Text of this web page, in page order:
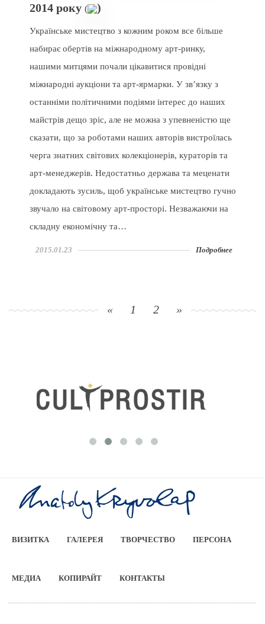
2014 року ( )
Українське мистецтво з кожним роком все більше
набирає обертів на міжнародному арт-ринку,
нашими митцями почали цікавитися провідні
міжнародні аукціони та арт-ярмарки. У зв’язку з
останніми політичними подіями інтерес до наших
майстрів дещо зріс, але не можна з упевненістю ще
сказати, що за роботами наших авторів вистроїлась
черга знатних світових колекціонерів, кураторів та
арт-менеджерів. Недостатньо держава та меценати
докладають зусиль, щоб українське мистецтво гучно
звучало на світовому арт-просторі. Незважаючи на
складну економічну та…
2015.01.23 Подробнее
« 1 2 »
ВИЗИТКА ГАЛЕРЕЯ ТВОРЧЕСТВО ПЕРСОНА
МЕДИА КОПИРАЙТ КОНТАКТЫ